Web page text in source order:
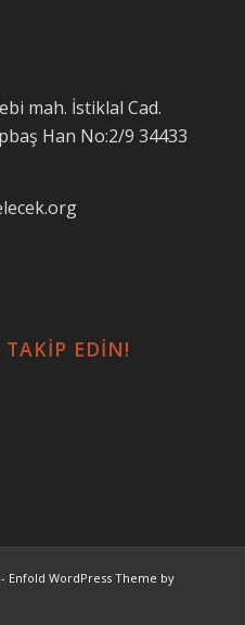
mah. İstiklal Cad.
Han No:2/9 34433
TAKİP EDİN!
Enfold WordPress Theme by